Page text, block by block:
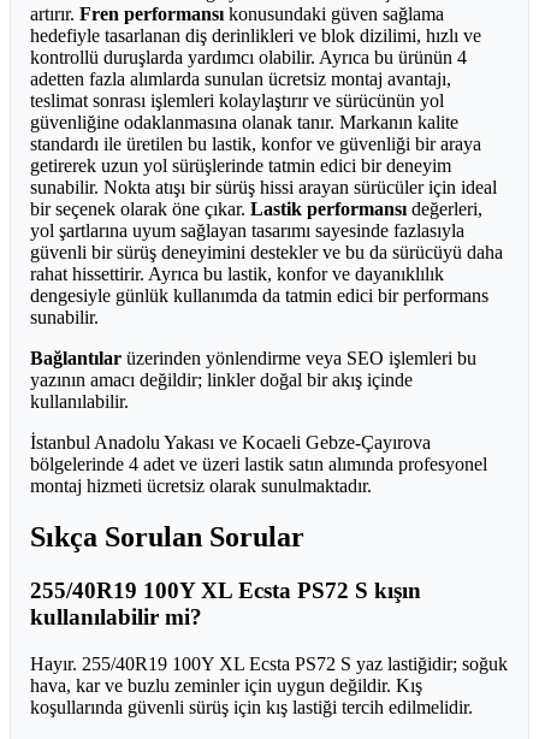
artırır. Fren performansı konusundaki güven sağlama
hedefiyle tasarlanan diş derinlikleri ve blok dizilimi, hızlı ve
kontrollü duruşlarda yardımcı olabilir. Ayrıca bu ürünün 4
adetten fazla alımlarda sunulan ücretsiz montaj avantajı,
teslimat sonrası işlemleri kolaylaştırır ve sürücünün yol
güvenliğine odaklanmasına olanak tanır. Markanın kalite
standardı ile üretilen bu lastik, konfor ve güvenliği bir araya
getirerek uzun yol sürüşlerinde tatmin edici bir deneyim
sunabilir. Nokta atışı bir sürüş hissi arayan sürücüler için ideal
bir seçenek olarak öne çıkar. Lastik performansı değerleri,
yol şartlarına uyum sağlayan tasarımı sayesinde fazlasıyla
güvenli bir sürüş deneyimini destekler ve bu da sürücüyü daha
rahat hissettirir. Ayrıca bu lastik, konfor ve dayanıklılık
dengesiyle günlük kullanımda da tatmin edici bir performans
sunabilir.
Bağlantılar üzerinden yönlendirme veya SEO işlemleri bu
yazının amacı değildir; linkler doğal bir akış içinde
kullanılabilir.
İstanbul Anadolu Yakası ve Kocaeli Gebze-Çayırova
bölgelerinde 4 adet ve üzeri lastik satın alımında profesyonel
montaj hizmeti ücretsiz olarak sunulmaktadır.
Sıkça Sorulan Sorular
255/40R19 100Y XL Ecsta PS72 S kışın
kullanılabilir mi?
Hayır. 255/40R19 100Y XL Ecsta PS72 S yaz lastiğidir; soğuk
hava, kar ve buzlu zeminler için uygun değildir. Kış
koşullarında güvenli sürüş için kış lastiği tercih edilmelidir.